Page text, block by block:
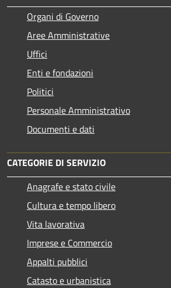
Organi di Governo
Aree Amministrative
Uffici
Enti e fondazioni
Politici
Personale Amministrativo
Documenti e dati
CATEGORIE DI SERVIZIO
Anagrafe e stato civile
Cultura e tempo libero
Vita lavorativa
Imprese e Commercio
Appalti pubblici
Catasto e urbanistica